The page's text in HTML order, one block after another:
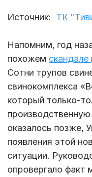
Источник: ТК
Напомним, год
похожем скандале
Сотни трупов
свинокомплекса
который только-
оказалось позже,
появления этой
ситуации.
опровергало факт